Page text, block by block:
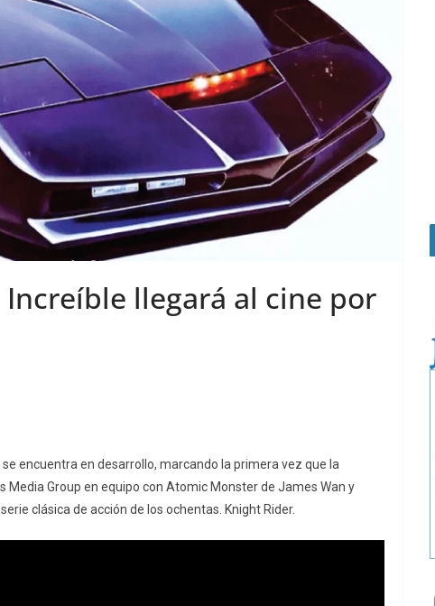
llegará al cine por
encuentra en desarrollo, marcando la primera vez que la
Group en equipo con Atomic Monster de James Wan y
clásica de acción de los ochentas. Knight Rider.